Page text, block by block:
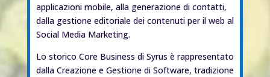
applicazioni mobile, alla generazione di contatti,
dalla gestione editoriale dei contenuti per il web al
Social Media Marketing.
Lo storico Core Business di Syrus è rappresentato
dalla Creazione e Gestione di Software, tradizione